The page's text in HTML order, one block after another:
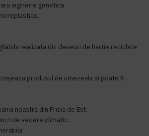
inginerie genetica.
realizata din deseuri de hartie reciclate
produsul de umezeala si poate fi
noastra din Frisia de Est.
de vedere climatic.